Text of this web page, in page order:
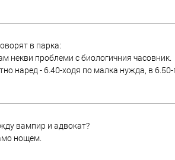
в парка:
некви проблеми с биологичния часовник.
наред - 6.40-ходя по малка нужда, в
вампир и адвокат?
нощем.